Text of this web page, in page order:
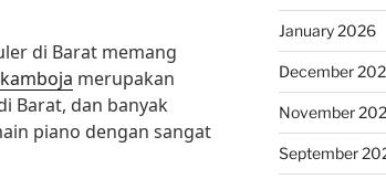
di Barat memang
merupakan
Barat, dan banyak
piano dengan sangat
January 2026
December
November
September